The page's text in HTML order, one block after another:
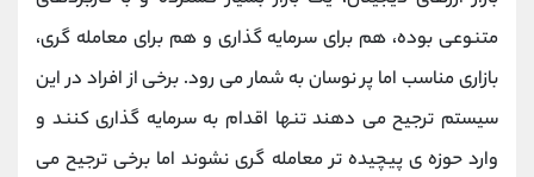
متنوعی بوده، هم برای سرمایه گذاری و هم برای معامله گری،
بازاری مناسب اما پر نوسان به شمار می رود. برخی از افراد در این
سیستم ترجیح می دهند تنها اقدام به سرمایه گذاری کنند و
وارد حوزه ی پیچیده تر معامله گری نشوند اما برخی ترجیح می
بدون پیش شماره 90001030
اینستاگرام @alireza.mehrabii
@alirezamehrabi_com